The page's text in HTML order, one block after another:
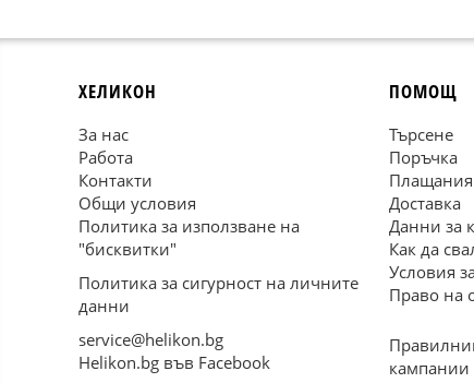
ХЕЛИКОН
За нас
Работа
Контакти
Общи условия
Политика за използване на
"бисквитки"
Политика за сигурност на личните
данни
service@helikon.bg
Helikon.bg във Facebook
ПОМОЩ
Търсене
Поръчка
Плащания
Доставка
Данни за
Как да
Условия
Право на
кампании